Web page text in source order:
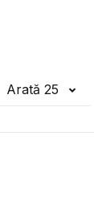
Arată 25